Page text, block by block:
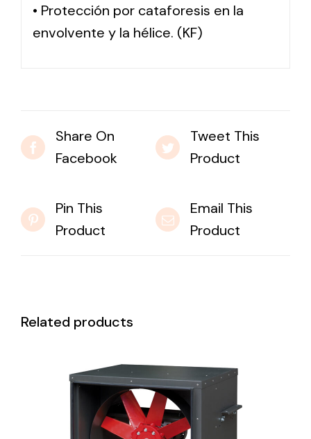
• Protección por cataforesis en la
envolvente y la hélice. (KF)
Share On
Facebook
Tweet This
Product
Pin This
Product
Email This
Product
Related products